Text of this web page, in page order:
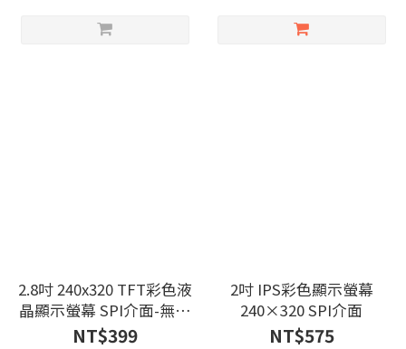
2.8吋 240x320 TFT彩色液
晶顯示螢幕 SPI介面-無觸
控
NT$399
2吋 IPS彩色顯示螢幕
240×320 SPI介面
NT$575